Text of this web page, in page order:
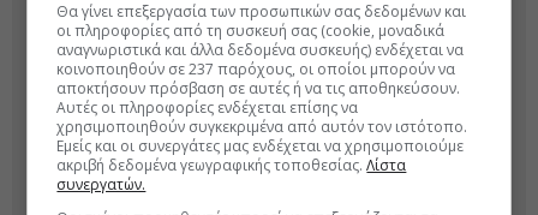
Θα γίνει επεξεργασία των προσωπικών σας δεδομένων και
οι πληροφορίες από τη συσκευή σας (cookie, μοναδικά
αναγνωριστικά και άλλα δεδομένα συσκευής) ενδέχεται να
κοινοποιηθούν σε 237 παρόχους, οι οποίοι μπορούν να
αποκτήσουν πρόσβαση σε αυτές ή να τις αποθηκεύσουν.
Αυτές οι πληροφορίες ενδέχεται επίσης να
χρησιμοποιηθούν συγκεκριμένα από αυτόν τον ιστότοπο.
Εμείς και οι συνεργάτες μας ενδέχεται να χρησιμοποιούμε
ακριβή δεδομένα γεωγραφικής τοποθεσίας.Λίστα
συνεργατών.